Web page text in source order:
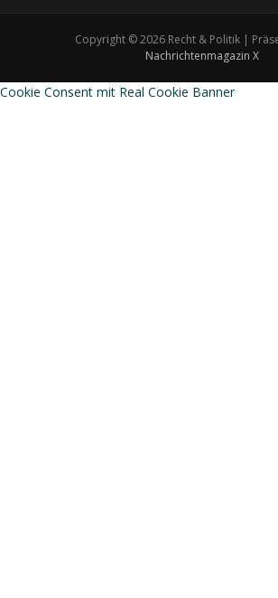
Copyright © 2026 Recht & Politik |
Nachrichtenmagazin X
Cookie Consent mit Real Cookie Banner